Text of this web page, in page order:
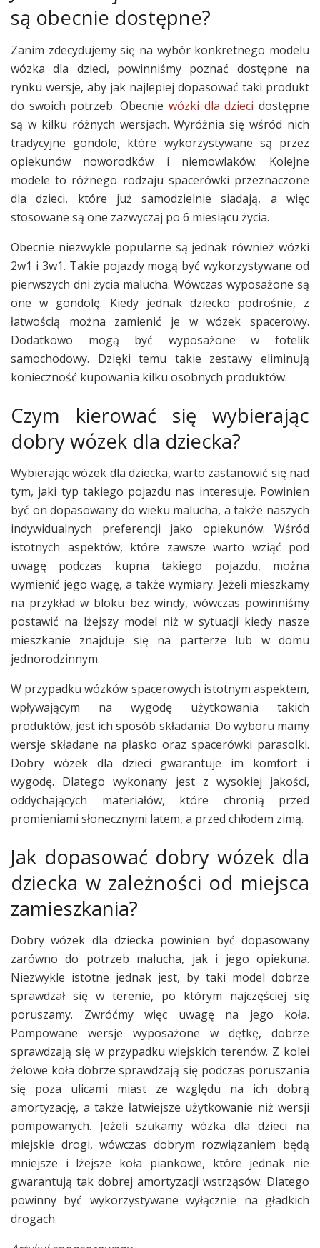
są obecnie dostępne?
Zanim zdecydujemy się na wybór konkretnego modelu
wózka dla dzieci, powinniśmy poznać dostępne na
rynku wersje, aby jak najlepiej dopasować taki produkt
do swoich potrzeb. Obecnie wózki dla dzieci dostępne
są w kilku różnych wersjach. Wyróżnia się wśród nich
tradycyjne gondole, które wykorzystywane są przez
opiekunów noworodków i niemowlaków. Kolejne
modele to różnego rodzaju spacerówki przeznaczone
dla dzieci, które już samodzielnie siadają, a więc
stosowane są one zazwyczaj po 6 miesiącu życia.
Obecnie niezwykle popularne są jednak również wózki
2w1 i 3w1. Takie pojazdy mogą być wykorzystywane od
pierwszych dni życia malucha. Wówczas wyposażone są
one w gondolę. Kiedy jednak dziecko podrośnie, z
łatwością można zamienić je w wózek spacerowy.
Dodatkowo mogą być wyposażone w fotelik
samochodowy. Dzięki temu takie zestawy eliminują
konieczność kupowania kilku osobnych produktów.
Czym kierować się wybierając
dobry wózek dla dziecka?
Wybierając wózek dla dziecka, warto zastanowić się nad
tym, jaki typ takiego pojazdu nas interesuje. Powinien
być on dopasowany do wieku malucha, a także naszych
indywidualnych preferencji jako opiekunów. Wśród
istotnych aspektów, które zawsze warto wziąć pod
uwagę podczas kupna takiego pojazdu, można
wymienić jego wagę, a także wymiary. Jeżeli mieszkamy
na przykład w bloku bez windy, wówczas powinniśmy
postawić na lżejszy model niż w sytuacji kiedy nasze
mieszkanie znajduje się na parterze lub w domu
jednorodzinnym.
W przypadku wózków spacerowych istotnym aspektem,
wpływającym na wygodę użytkowania takich
produktów, jest ich sposób składania. Do wyboru mamy
wersje składane na płasko oraz spacerówki parasolki.
Dobry wózek dla dzieci gwarantuje im komfort i
wygodę. Dlatego wykonany jest z wysokiej jakości,
oddychających materiałów, które chronią przed
promieniami słonecznymi latem, a przed chłodem zimą.
Jak dopasować dobry wózek dla
dziecka w zależności od miejsca
zamieszkania?
Dobry wózek dla dziecka powinien być dopasowany
zarówno do potrzeb malucha, jak i jego opiekuna.
Niezwykle istotne jednak jest, by taki model dobrze
sprawdzał się w terenie, po którym najczęściej się
poruszamy. Zwróćmy więc uwagę na jego koła.
Pompowane wersje wyposażone w dętkę, dobrze
sprawdzają się w przypadku wiejskich terenów. Z kolei
żelowe koła dobrze sprawdzają się podczas poruszania
się poza ulicami miast ze względu na ich dobrą
amortyzację, a także łatwiejsze użytkowanie niż wersji
pompowanych. Jeżeli szukamy wózka dla dzieci na
miejskie drogi, wówczas dobrym rozwiązaniem będą
mniejsze i lżejsze koła piankowe, które jednak nie
gwarantują tak dobrej amortyzacji wstrząsów. Dlatego
powinny być wykorzystywane wyłącznie na gładkich
drogach.